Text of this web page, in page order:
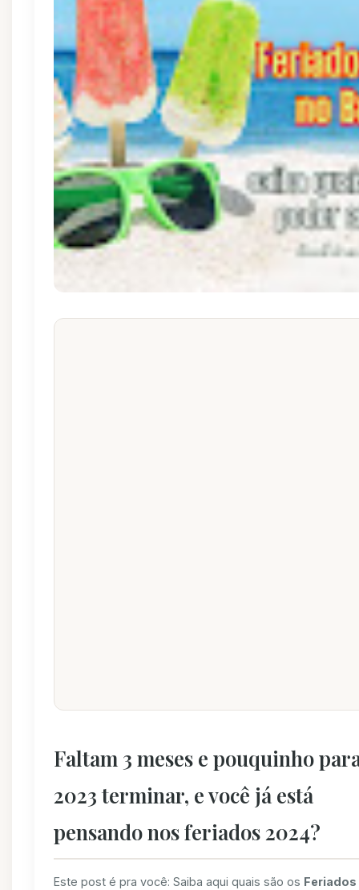
Faltam 3 meses e pouquinho
2023 terminar, e você já está
pensando nos feriados 2024?
Este post é pra você: Saiba aqui quais são os Feriados